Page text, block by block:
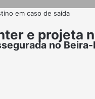
em caso de saída
e projeta
no